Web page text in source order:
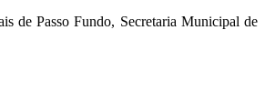
de Passo Fundo, Secretaria Municipal de